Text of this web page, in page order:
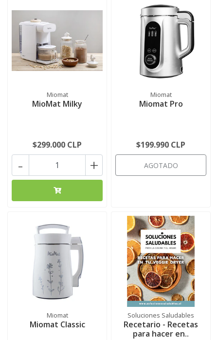
Miomat
MioMat Milky
$299.000 CLP
+
-
Miomat
Miomat Pro
$199.990 CLP
AGOTADO
Miomat
Miomat Classic
Soluciones Saludables
Recetario - Recetas
para hacer en..